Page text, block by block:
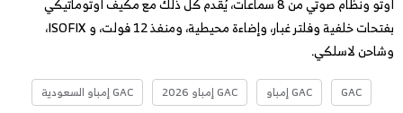
بفتحات خلفية وفلتر غبار، وإضاءة محيطية، ومنفذ 12 فولت، و ISOFIX،
وشاحن لاسلكي.
GAC GAC إمباو GAC إمباو 2026
GAC إمباو السعودية